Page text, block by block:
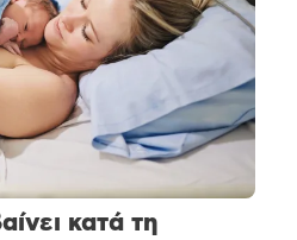
κατά τη